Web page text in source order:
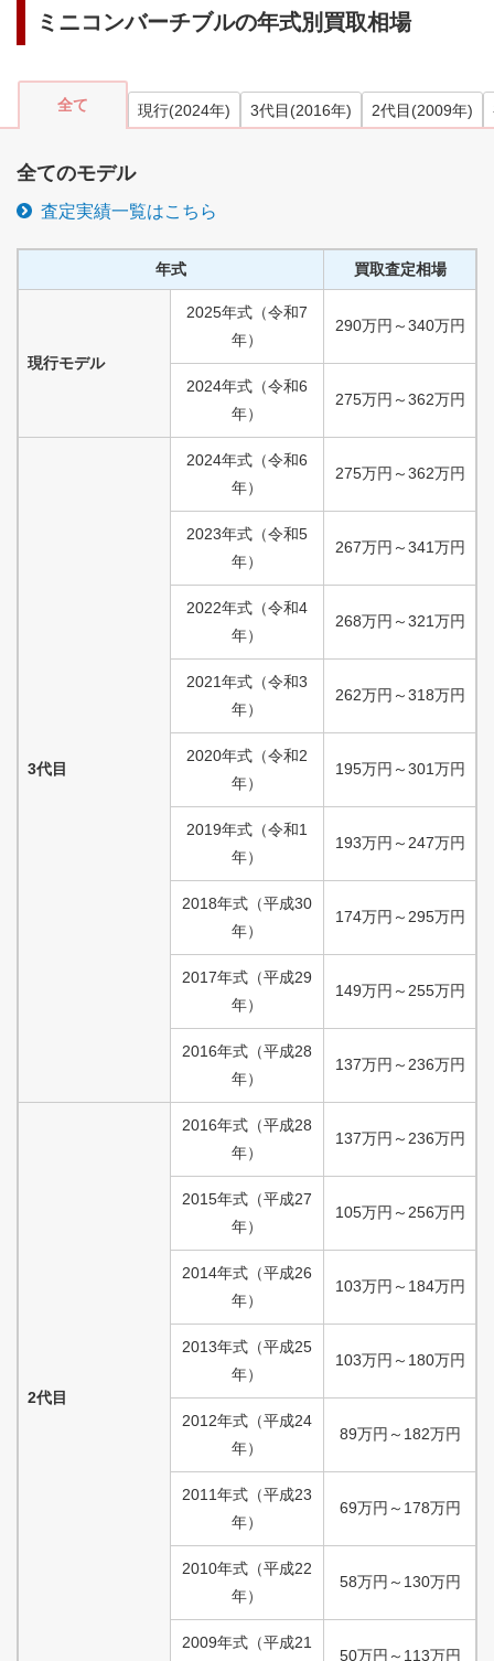
ミニコンバーチブルの年式別買取相場
全て 現行(2024年) 3代目 (2016年) 2代目 (2009年)
全てのモデル
査定実績一覧はこちら
年式 買取査定相場
現行モデル
2025年式 （令和7
年）
290万円 ～340万円
2024年式 （令和6
年）
275万円 ～362万円
3代目
2024年式 （令和6
年）
275万円 ～362万円
2023年式 （令和5
年）
267万円 ～341万円
2022年式 （令和4
年）
268万円 ～321万円
2021年式 （令和3
年）
262万円 ～318万円
2020年式 （令和2
年）
195万円 ～301万円
2019年式 （令和1
年）
193万円 ～ 247万円
2018年式 （平成30
年）
174万円 ～ 295万円
2017年式 （平成29
年）
149万円 ～ 255万円
2016年式 （平成28
年）
137万円 ～ 236万円
2代目
2016年式 （平成28
年）
137万円 ～ 236万円
2015年式 （平成27
年）
105万円 ～ 256万円
2014年式 （平成26
年）
103万円 ～ 184万円
2013年式 （平成25
年）
103万円 ～ 180万円
2012年式 （平成24
年）
89万円 ～ 182万円
2011年式 （平成23
年）
69万円 ～ 178万円
2010年式 （平成22
年）
58万円 ～ 130万円
2009年式 （平成21
50万円 ～ 113万円